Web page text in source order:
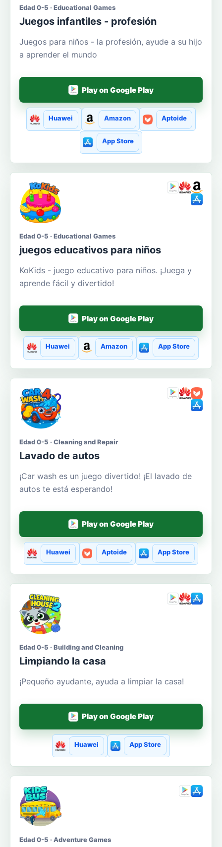
Edad 0-5 · Educational Games
Juegos infantiles - profesión
Juegos para niños - la profesión, ayude a su hijo
a aprender el mundo
Play on Google Play
Huawei Amazon Aptoide
App Store
Edad 0-5 · Educational Games
juegos educativos para niños
KoKids - juego educativo para niños. ¡Juega y
aprende fácil y divertido!
Play on Google Play
Huawei Amazon App Store
Edad 0-5 · Cleaning and Repair
Lavado de autos
¡Car wash es un juego divertido! ¡El lavado de
autos te está esperando!
Play on Google Play
Huawei Aptoide App Store
Edad 0-5 · Building and Cleaning
Limpiando la casa
¡Pequeño ayudante, ayuda a limpiar la casa!
Play on Google Play
Huawei App Store
Edad 0-5 · Adventure Games